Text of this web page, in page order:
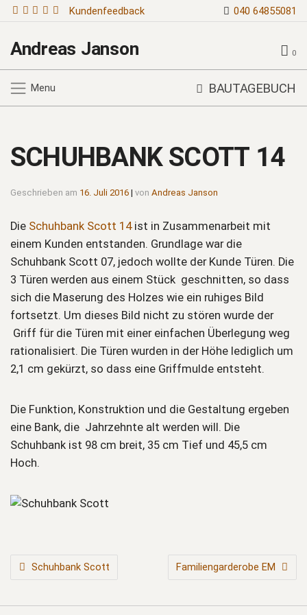
Kundenfeedback 040 64855081
Andreas Janson 0
Menu BAUTAGEBUCH
SCHUHBANK SCOTT 14
Geschrieben am 16. Juli 2016 | von Andreas Janson
Die Schuhbank Scott 14ist in Zusammenarbeit mit
einem Kunden entstanden. Grundlage war die
Schuhbank Scott 07, jedoch wollte der Kunde Türen. Die
3 Türen werden aus einem Stück geschnitten, so dass
sich die Maserung des Holzes wie ein ruhiges Bild
fortsetzt. Um dieses Bild nicht zu stören wurde der
Griff für die Türen mit einer einfachen Überlegung weg
rationalisiert. Die Türen wurden in der Höhe lediglich um
2,1 cm gekürzt, so dass eine Griffmulde entsteht.
Die Funktion, Konstruktion und die Gestaltung ergeben
eine Bank, die Jahrzehnte alt werden will. Die
Schuhbank ist 98 cm breit, 35 cm Tief und 45,5 cm
Hoch.
BEITRAGSNAVIGATIONSchuhbank Scott Familiengarderobe EM